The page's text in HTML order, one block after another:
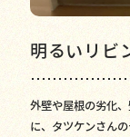
明るいリビ
外壁や屋根の劣化
に、タツケンさん